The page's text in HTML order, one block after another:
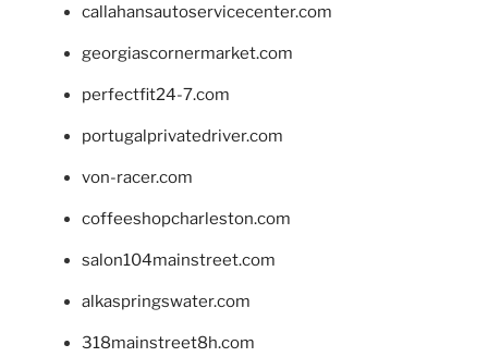
callahansautoservicecenter.com
georgiascornermarket.com
perfectfit24-7.com
portugalprivatedriver.com
von-racer.com
coffeeshopcharleston.com
salon104mainstreet.com
alkaspringswater.com
318mainstreet8h.com